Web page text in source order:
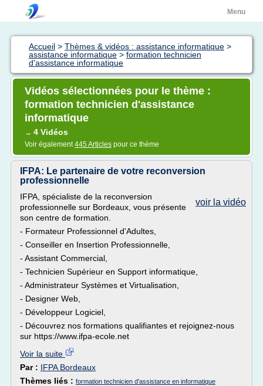
Menu
Accueil > Thèmes & vidéos : assistance informatique >
assistance informatique > formation technicien
d'assistance informatique
Vidéos sélectionnées pour le thème :
formation technicien d'assistance
informatique
→ 4 Vidéos
Voir également445 Articles pour ce thème
IFPA: Le partenaire de votre reconversion
professionnelle
voir la vidéo
IFPA, spécialiste de la reconversion
professionnelle sur Bordeaux, vous présente
son centre de formation.
- Formateur Professionnel d'Adultes,
- Conseiller en Insertion Professionnelle,
- Assistant Commercial,
- Technicien Supérieur en Support informatique,
- Administrateur Systèmes et Virtualisation,
- Designer Web,
- Développeur Logiciel,
- Découvrez nos formations qualifiantes et rejoignez-nous
sur https://www.ifpa-ecole.net
Voir la suite
Par : IFPA Bordeaux
Thèmes liés : formation technicien d'assistance en informatique